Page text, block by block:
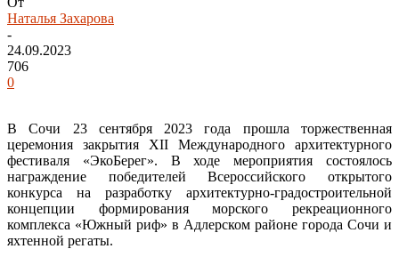
Наталья Захарова
-
24.09.2023
706
0
В Сочи 23 сентября 2023 года прошла торжественная
церемония закрытия XII Международного архитектурного
фестиваля «ЭкоБерег». В ходе мероприятия состоялось
награждение победителей Всероссийского открытого
конкурса на разработку архитектурно-градостроительной
концепции формирования морского рекреационного
комплекса «Южный риф» в Адлерском районе города Сочи и
яхтенной регаты.